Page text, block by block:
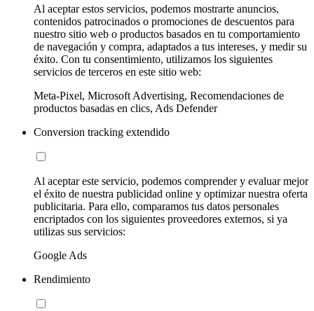
Al aceptar estos servicios, podemos mostrarte anuncios,
contenidos patrocinados o promociones de descuentos para
nuestro sitio web o productos basados en tu comportamiento
de navegación y compra, adaptados a tus intereses, y medir su
éxito. Con tu consentimiento, utilizamos los siguientes
servicios de terceros en este sitio web:
Meta-Pixel, Microsoft Advertising, Recomendaciones de
productos basadas en clics, Ads Defender
Conversion tracking extendido
Al aceptar este servicio, podemos comprender y evaluar mejor
el éxito de nuestra publicidad online y optimizar nuestra oferta
publicitaria. Para ello, comparamos tus datos personales
encriptados con los siguientes proveedores externos, si ya
utilizas sus servicios:
Google Ads
Rendimiento